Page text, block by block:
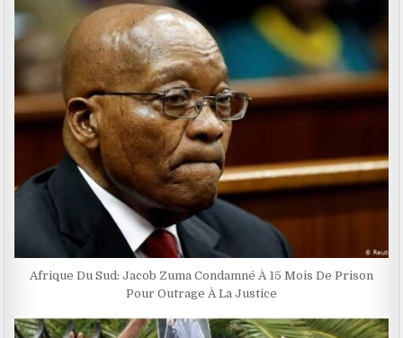
Afrique Du Sud: Jacob Zuma Condamné À 15 Mois De Prison
Pour Outrage À La Justice